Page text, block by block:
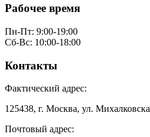
Рабочее время
Пн-Пт: 9:00-19:00
Сб-Вс: 10:00-18:00
Контакты
Фактический адрес:
125438, г. Москва, ул.
Почтовый адрес: